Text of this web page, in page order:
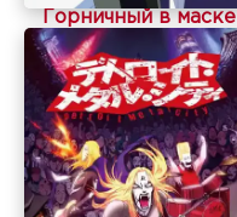
Горничный в маске